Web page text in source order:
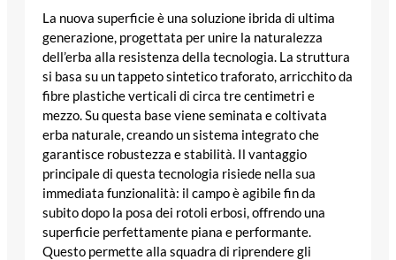
La nuova superficie è una soluzione ibrida di ultima
generazione, progettata per unire la naturalezza
dell’erba alla resistenza della tecnologia. La struttura
si basa su un tappeto sintetico traforato, arricchito da
fibre plastiche verticali di circa tre centimetri e
mezzo. Su questa base viene seminata e coltivata
erba naturale, creando un sistema integrato che
garantisce robustezza e stabilità. Il vantaggio
principale di questa tecnologia risiede nella sua
immediata funzionalità: il campo è agibile fin da
subito dopo la posa dei rotoli erbosi, offrendo una
superficie perfettamente piana e performante.
Questo permette alla squadra di riprendere gli